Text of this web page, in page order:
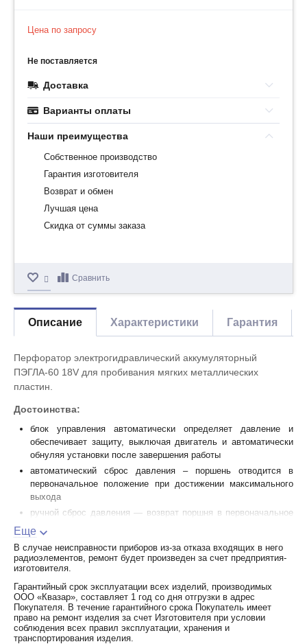
Цена по запросу
Не поставляется
Доставка
Варианты оплаты
Наши преимущества
Собственное производство
Гарантия изготовителя
Возврат и обмен
Лучшая цена
Скидка от суммы заказа
Сравнить
Описание Характеристики Гарантия
Перфоратор электрогидравлический аккумуляторный
ПЭГЛА-60 18V для пробивания мягких металлических
пластин.
Достоинства:
блок управления автоматически определяет давление и
обеспечивает защиту, выключая двигатель и автоматически
обнуляя установки после завершения работы
автоматический сброс давления – поршень отводится в
первоначальное положение при достижении максимального
выхода
ручной сброс давления — возврат поршня в первоначальное
операции
в прессе используется двухходовой плунжер, - на холостом
ходу открыт контур, который обеспечивает быстрое
нагнетание масла в рабочий цилиндр при выборе холостого
хода открывается второй контур, который обеспечивает
развитие максимального усилия
световая и звуковая сигнализация в случае ошибки
инструмент приводится в рабочее положение одним триггером
Еще
В случае неисправности приборов из-за отказа входящих в него
радиоэлементов, ремонт будет произведен за счет предприятия-
изготовителя.
Гарантийный срок эксплуатации всех изделий, производимых
ООО «Квазар», составляет 1 год со дня отгрузки в адрес
Покупателя. В течение гарантийного срока Покупатель имеет
право на ремонт изделия за счет Изготовителя при условии
соблюдения всех правил эксплуатации, хранения и
транспортирования изделия.